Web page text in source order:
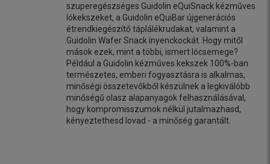
szuperegészséges Guidolin eQuiSnack kézműves
lókekszeket, a Guidolin eQuiBar újgenerációs
étrendkiegészítő táplálékrudakat, valamint a
Guidolin Wafer Snack ínyenckockát. Hogy mitől
mások ezek, mint a többi, ismert lócsemege?
Például a Guidolin kézműves kekszek 100%-ban
természetes, emberi fogyasztásra is alkalmas,
minőségi összetevőkből készülnek a legkiválóbb
minőségű olasz alapanyagok felhasználásával,
hogy kompromisszumok nélkül jutalmazhasd,
kényeztethesd lovad - a minőség garantált.